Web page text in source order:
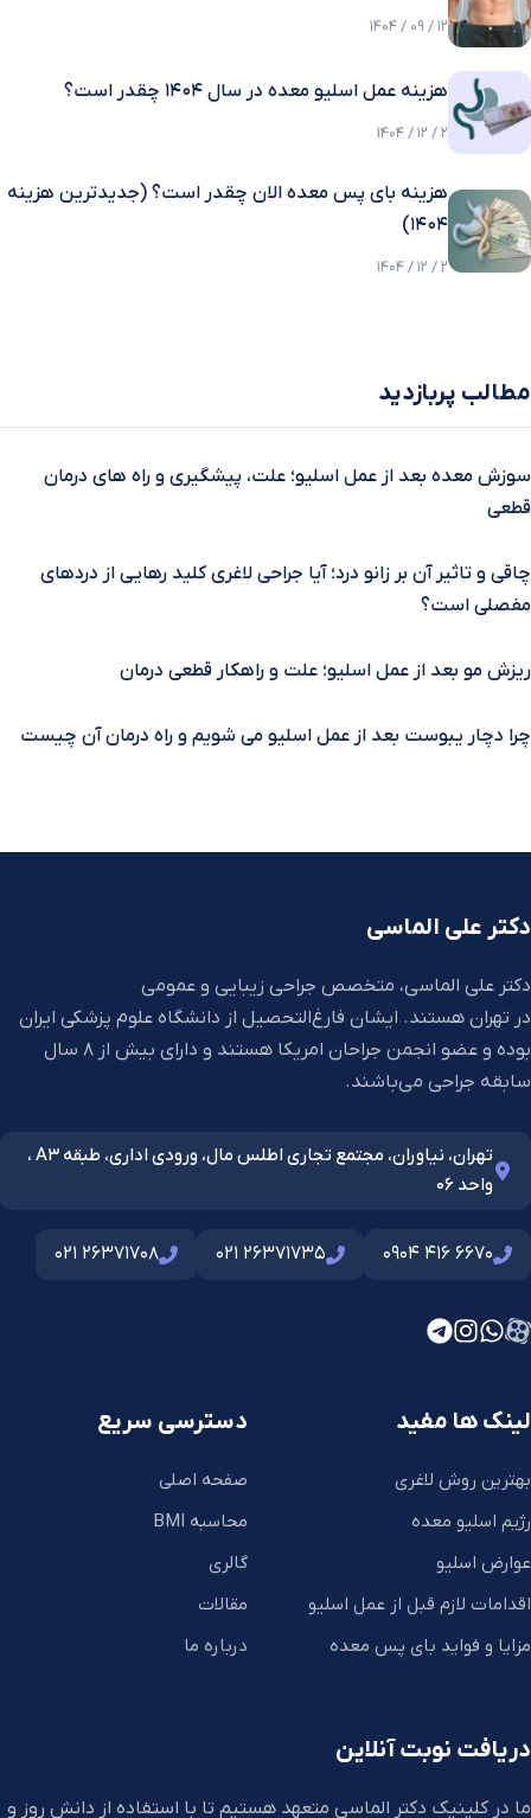
12 / 09 / 1404
هزینه عمل اسلیو معده در سال 1404 چقدر است؟
2 / 12 / 1404
هزینه بای پس معده الان چقدر است؟ (جدیدترین هزینه
۱۴۰۴)
2 / 12 / 1404
مطالب پربازدید
سوزش معده بعد از عمل اسلیو؛ علت، پیشگیری و راه‌ های درمان
قطعی
چاقی و تاثیر آن بر زانو درد؛ آیا جراحی لاغری کلید رهایی از دردهای
مفصلی است؟
ریزش مو بعد از عمل اسلیو؛ علت و راهکار قطعی درمان
چرا دچار یبوست بعد از عمل اسلیو می شویم و راه درمان آن چیست
دکتر علی الماسی
دکتر علی الماسی، متخصص جراحی زیبایی و عمومی
در تهران هستند. ایشان فارغ‌التحصیل از دانشگاه علوم پزشکی ایران
بوده و عضو انجمن جراحان امریکا هستند و دارای بیش از 8 سال
سابقه جراحی می‌باشند.
تهران، نیاوران، مجتمع تجاری اطلس مال، ورودی اداری، طبقه A3 ،
واحد 06
0904 416 6670
021 26371735
021 26371708
لینک ها مفید
بهترین روش لاغری
رژیم اسلیو معده
عوارض اسلیو
اقدامات لازم قبل از عمل اسلیو
مزایا و فواید بای پس معده
دسترسی سریع
صفحه اصلی
محاسبه BMI
گالری
مقالات
درباره ما
دریافت نوبت آنلاین
ما در کلینیک دکتر الماسی متعهد هستیم تا با استفاده از دانش روز و